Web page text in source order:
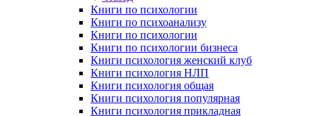
Книги по психологии
Книги по психоанализу
Книги по психологии
Книги по психологии бизнеса
Книги психология женский клуб
Книги психология НЛП
Книги психология общая
Книги психология популярная
Книги психология прикладная